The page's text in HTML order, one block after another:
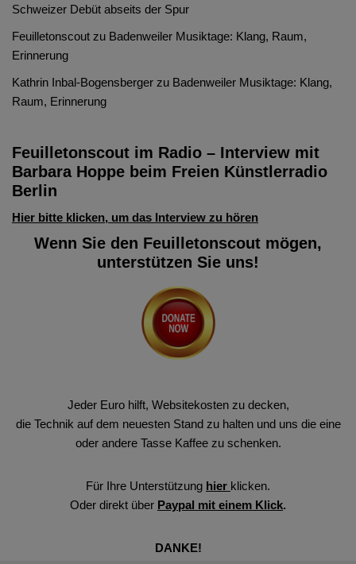
Schweizer Debüt abseits der Spur
Feuilletonscout zu Badenweiler Musiktage: Klang, Raum,
Erinnerung
Kathrin Inbal-Bogensberger zu Badenweiler Musiktage: Klang,
Raum, Erinnerung
Feuilletonscout im Radio – Interview mit
Barbara Hoppe beim Freien Künstlerradio
Berlin
Hier bitte klicken, um das Interview zu hören
Wenn Sie den Feuilletonscout mögen,
unterstützen Sie uns!
Jeder Euro hilft, Websitekosten zu decken,
die Technik auf dem neuesten Stand zu halten und uns die eine
oder andere Tasse Kaffee zu schenken.
Für Ihre Unterstützung hier klicken.
Oder direkt über Paypal mit einem Klick.
DANKE!